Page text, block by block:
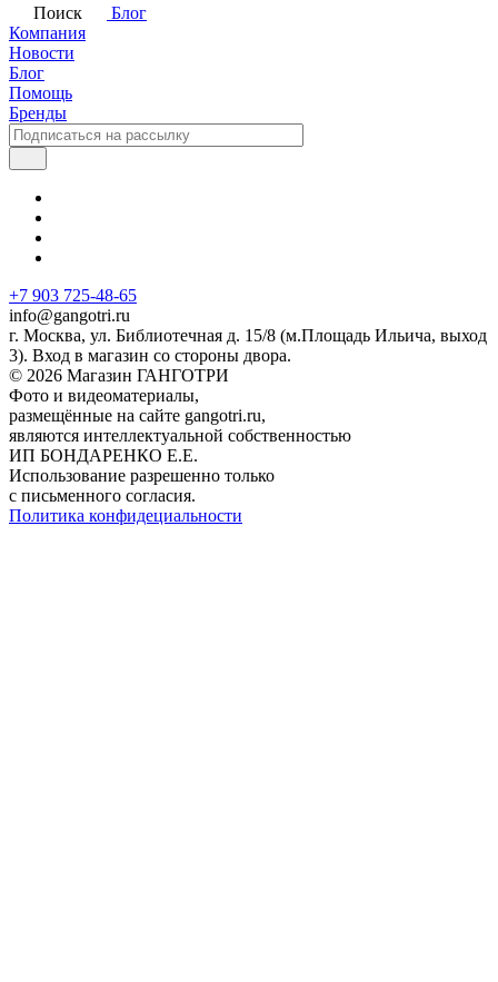
Поиск
Блог
Компания
Новости
Блог
Помощь
Бренды
+7 903 725-48-65
info@gangotri.ru
г. Москва, ул. Библиотечная д. 15/8 (м.Площадь Ильича, выход
3). Вход в магазин со стороны двора.
© 2026 Магазин ГАНГОТРИ
Фото и видеоматериалы,
размещённые на сайте gangotri.ru,
являются интеллектуальной собственностью
ИП БОНДАРЕНКО Е.Е.
Использование разрешенно только
с письменного согласия.
Политика конфидециальности